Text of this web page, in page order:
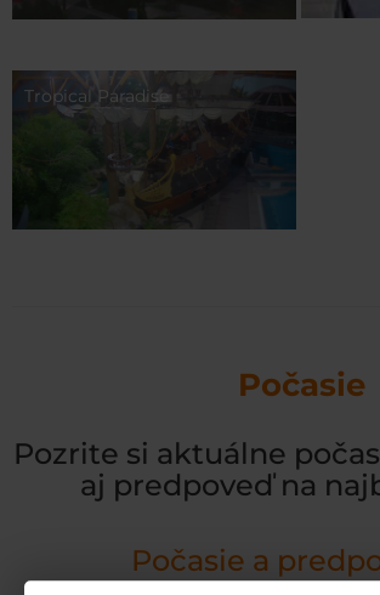
Tropical Paradise
Počasie
Pozrite si aktuálne
aj predpoveď na
Počasie a